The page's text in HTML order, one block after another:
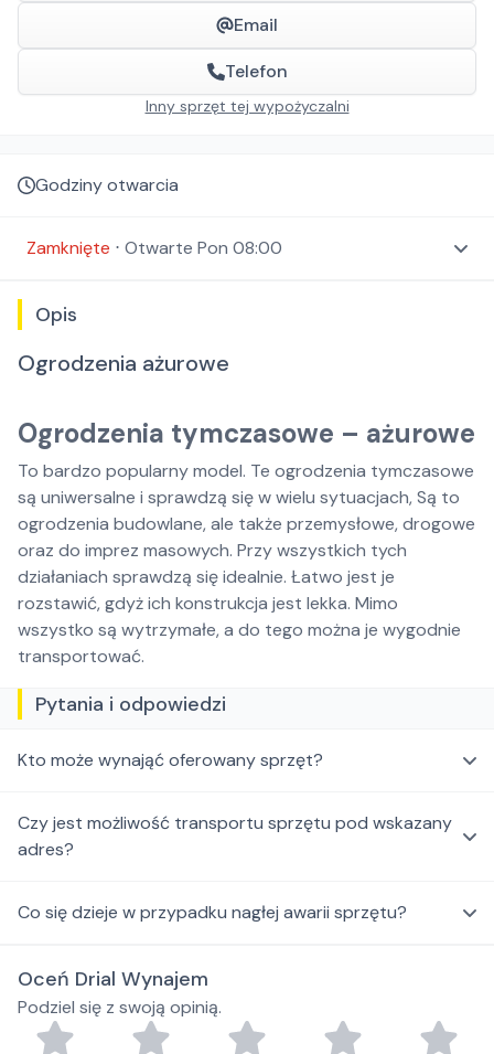
Email
Telefon
Inny sprzęt tej wypożyczalni
Godziny otwarcia
Zamknięte ⋅ Otwarte Pon 08:00
Opis
Ogrodzenia ażurowe
Ogrodzenia tymczasowe – ażurowe
To bardzo popularny model. Te ogrodzenia tymczasowe
są uniwersalne i sprawdzą się w wielu sytuacjach, Są to
ogrodzenia budowlane, ale także przemysłowe, drogowe
oraz do imprez masowych. Przy wszystkich tych
działaniach sprawdzą się idealnie. Łatwo jest je
rozstawić, gdyż ich konstrukcja jest lekka. Mimo
wszystko są wytrzymałe, a do tego można je wygodnie
transportować.
Pytania i odpowiedzi
Kto może wynająć oferowany sprzęt?
Czy jest możliwość transportu sprzętu pod wskazany
adres?
Co się dzieje w przypadku nagłej awarii sprzętu?
Oceń Drial Wynajem
Podziel się z swoją opinią.